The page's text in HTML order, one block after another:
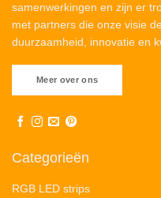
samenwerkingen en zijn er
met partners die onze visie
duurzaamheid, innovatie en
Meer over ons
Categorieën
RGB LED strips